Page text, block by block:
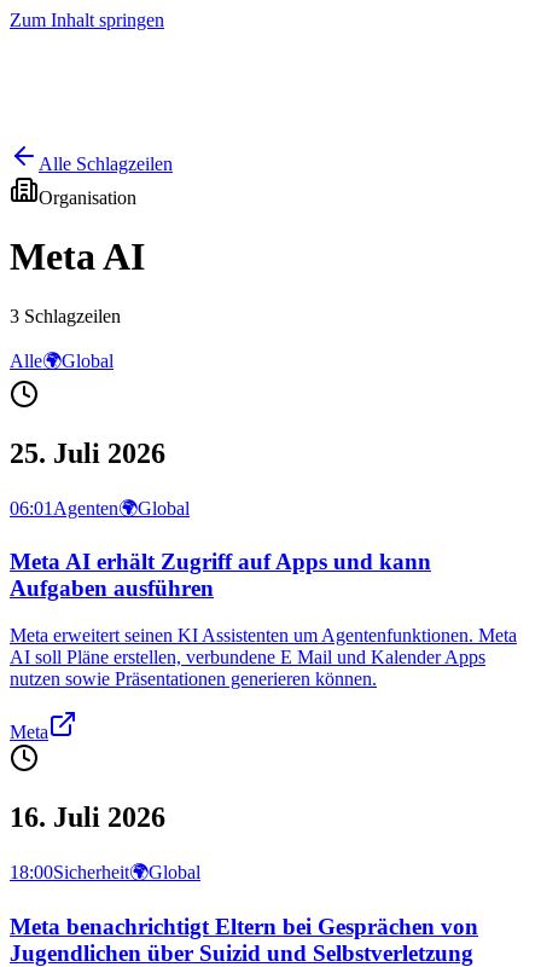
Zum Inhalt springen
Alle Schlagzeilen
Organisation
Meta AI
3 Schlagzeilen
Alle🌍Global
25. Juli 2026
06:01 Agenten🌍Global
Meta AI erhält Zugriff auf Apps und kann
Aufgaben ausführen
Meta erweitert seinen KI Assistenten um Agentenfunktionen. Meta
AI soll Pläne erstellen, verbundene E Mail und Kalender Apps
nutzen sowie Präsentationen generieren können.
Meta
16. Juli 2026
18:00Sicherheit🌍Global
Meta benachrichtigt Eltern bei Gesprächen von
Jugendlichen über Suizid und Selbstverletzung